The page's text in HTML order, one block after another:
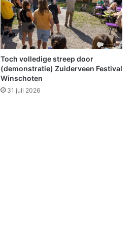
Toch volledige streep door
(demonstratie) Zuiderveen Festival
Winschoten
31 juli 2026